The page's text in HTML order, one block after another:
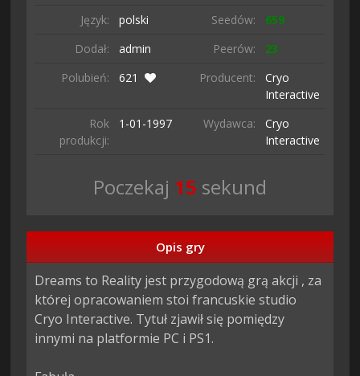
Język:
polski Seedów:
659
Dodał:
admin Peerów:
23
Polubień:
621 Producent:
Cryo
Interactive
Rok
produkcji:
1-01-1997 Wydawca:
Cryo
Interactive
Poczekaj 14 sekund
Opis gry
Dreams to Reality jest przygodową grą akcji , za
której opracowaniem stoi francuskie studio
Cryo Interactive. Tytuł zjawił się pomiędzy
innymi na platformie PC i PS1.